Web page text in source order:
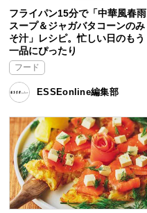
フライパン15分で「中華風春雨
スープ＆ジャガバタコーンのみ
そ汁」レシピ。忙しい日のもう
一品にぴったり
フード
ESSEonline編集部